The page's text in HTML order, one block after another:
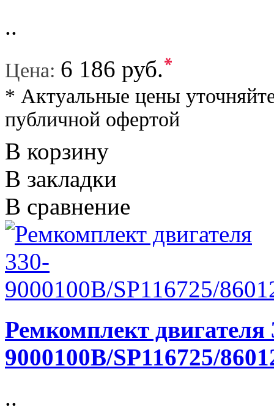
..
Цена: 6 186 руб.*
* Актуальные цены
публичной офертой
В корзину
В закладки
В сравнение
Ремкомплект двигателя
9000100B/SP116725/
..